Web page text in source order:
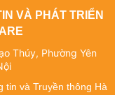
VÀ PHÁT TRIỂN
Thúy, Phường Yên
tin và Truyền thông Hà